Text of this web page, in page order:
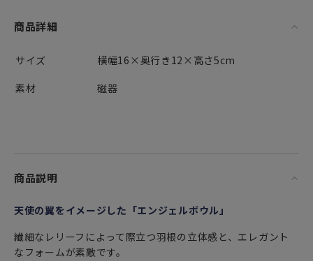
商品詳細
サイズ
横幅16×奥行き12×高さ5cm
素材
磁器
商品説明
天使の翼をイメージした「エンジェルボウル」
繊細なレリーフによって際立つ羽根の立体感と、エレガント
なフォームが素敵です。